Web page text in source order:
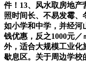
件！13、风水取房地产
照时间长、不易发霉、
如小学和中学，并经河
钱优惠，反之1000元／
外，适合大规模工业化
歇息区。关于周边学校